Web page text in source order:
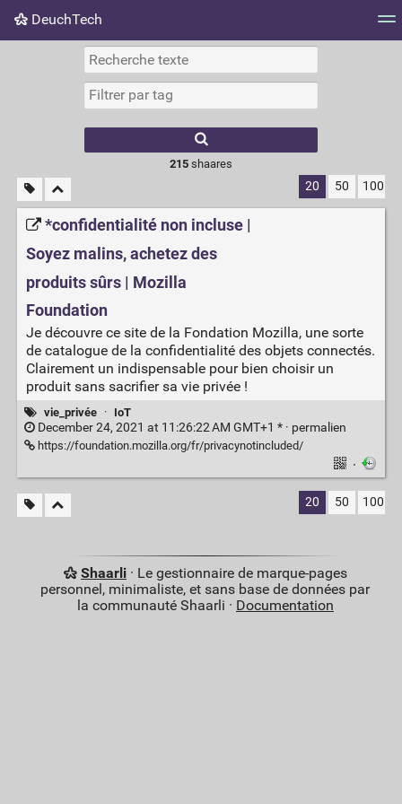
DeuchTech
Nuage de tags Mur d'images
215shaares
20 50 100
*confidentialité non incluse |
Soyez malins, achetez des
produits sûrs | Mozilla
Foundation
Je découvre ce site de la Fondation Mozilla, une sorte
de catalogue de la confidentialité des objets connectés.
Clairement un indispensable pour bien choisir un
produit sans sacrifier sa vie privée !
vie_privée · IoT
December 24, 2021 at 11:26:22 AM GMT+1 * · permalien
https://foundation.mozilla.org/fr/privacynotincluded/
·
20 50 100
Shaarli· Le gestionnaire de marque-pages
personnel, minimaliste, et sans base de données par
la communauté Shaarli · Documentation